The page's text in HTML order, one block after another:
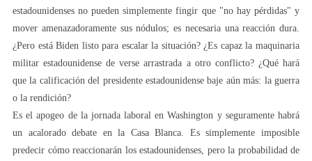
estadounidenses no pueden simplemente fingir que "no hay pérdidas" y
mover amenazadoramente sus nódulos; es necesaria una reacción dura.
¿Pero está Biden listo para escalar la situación? ¿Es capaz la maquinaria
militar estadounidense de verse arrastrada a otro conflicto? ¿Qué hará
que la calificación del presidente estadounidense baje aún más: la guerra
o la rendición?
Es el apogeo de la jornada laboral en Washington y seguramente habrá
un acalorado debate en la Casa Blanca. Es simplemente imposible
predecir cómo reaccionarán los estadounidenses, pero la probabilidad de